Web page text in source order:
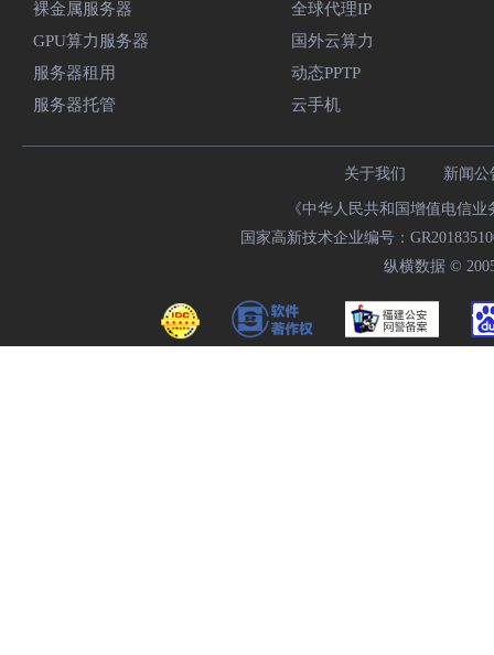
裸金属服务器
GPU算力服务器
服务器租用
服务器托管
全球代理IP
国外云算力
动态PPTP
云手机
关于我们 新闻公
《中华人民共和国增值电信
国家高新技术企业编号：
纵横数据 ©